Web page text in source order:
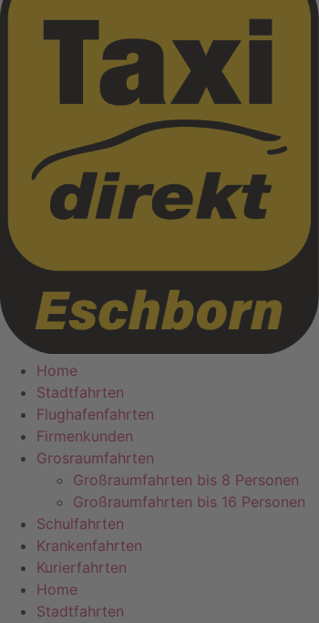
Home
Stadtfahrten
Flughafenfahrten
Firmenkunden
Grosraumfahrten
Großraumfahrten bis 8 Personen
Großraumfahrten bis 16 Personen
Schulfahrten
Krankenfahrten
Kurierfahrten
Home
Stadtfahrten